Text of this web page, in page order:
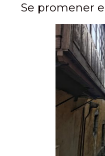
Se promener